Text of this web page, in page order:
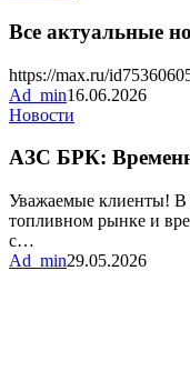
новости
в
нашем
канале
MAX
Все актуальные
https://max.ru/
Ad_min16.06.2026
Новости
Временная
наценка
+6%
АЗС БРК:
Уважаемые клиенты! В
топливном рынке и
с…
Ad_min29.05.2026